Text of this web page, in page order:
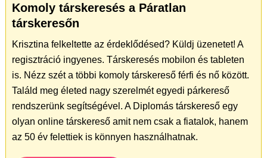
Komoly társkeresés a Páratlan
társkeresőn
Krisztina felkeltette az érdeklődésed? Küldj üzenetet! A
regisztráció ingyenes. Társkeresés mobilon és tableten
is. Nézz szét a többi komoly társkereső férfi és nő között.
Találd meg életed nagy szerelmét egyedi párkereső
rendszerünk segítségével. A Diplomás társkereső egy
olyan online társkereső amit nem csak a fiatalok, hanem
az 50 év felettiek is könnyen használhatnak.